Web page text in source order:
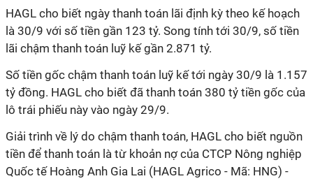
HAGL cho biết ngày thanh toán lãi định kỳ theo kế hoạch
là 30/9 với số tiền gần 123 tỷ. Song tính tới 30/9, số tiền
lãi chậm thanh toán luỹ kế gần 2.871 tỷ.
Số tiền gốc chậm thanh toán luỹ kế tới ngày 30/9 là 1.157
tỷ đồng. HAGL cho biết đã thanh toán 380 tỷ tiền gốc của
lô trái phiếu này vào ngày 29/9.
Giải trình về lý do chậm thanh toán, HAGL cho biết nguồn
tiền để thanh toán là từ khoản nợ của CTCP Nông nghiệp
Quốc tế Hoàng Anh Gia Lai (HAGL Agrico - Mã: HNG) -